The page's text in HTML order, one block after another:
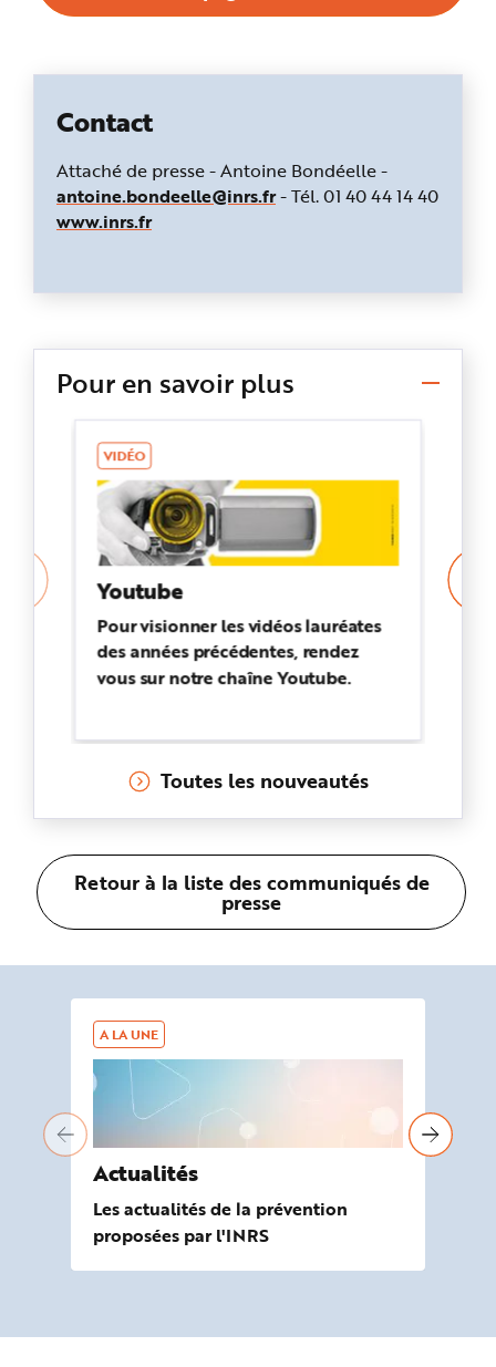
Contact
Attaché de presse -Antoine Bondéelle -
antoine.bondeelle@inrs.fr- Tél. 01 40 44 14 40
www.inrs.fr
Pour en savoir plus
VIDÉO
Youtube
Pour visionner les vidéos lauréates
des années précédentes, rendez
vous sur notre chaîne Youtube.
Toutes les nouveautés
Retour à la liste des communiqués de
presse
A LA UNE
Actualités
Les actualités de la prévention
proposées par l'INRS